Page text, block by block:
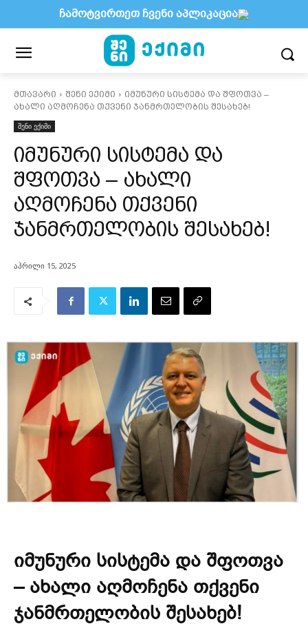
მთავარი შენი ექიმი
იმუნური სისტემა და შფოთვა –
ახალი აღმოჩენა თქვენი ჯანმრთელობის შესახებ!
შენი ექიმი
იმუნური სისტემა და
შფოთვა – ახალი
აღმოჩენა თქვენი
ჯანმრთელობის შესახებ!
აპრილი 15, 2025
იმუნური სისტემა და შფოთვა
– ახალი აღმოჩენა თქვენი
ჯანმრთელობის შესახებ!
ჩამოტვირთეთ ჩვენი აპლიკაცია